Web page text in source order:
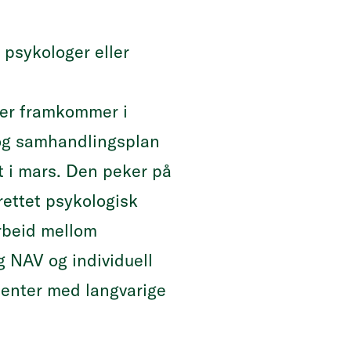
eller
framkommer i
samhandlingsplan
mars. Den peker på
psykologisk
mellom
NAV og individuell
med langvarige